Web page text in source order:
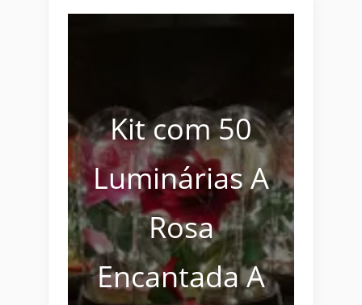
Kit com 50
Luminárias A
Rosa
Encantada A